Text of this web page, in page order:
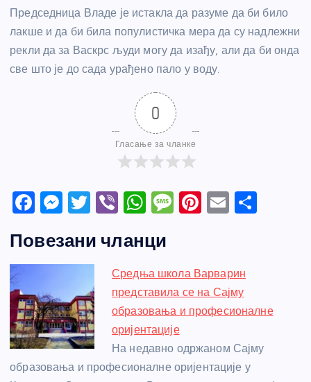
Председница Владе је истакла да разуме да би било
лакше и да би била популистичка мера да су надлежни
рекли да за Васкрс људи могу да изађу, али да би онда
све што је до сада урађено пало у воду.
0
Гласање за чланке
F
c
e
b
o
o
k
M
ss
e
n
g
er
T
itt
er
Vi
er
W
at
s
A
p
p
M
a
g
e
Pi
e
st
E
Повезани чланци
Средња школа Варварин
представила се на Сајму
образовања и професионалне
оријентације
На недавно одржаном Сајму
образовања и професионалне оријентације у